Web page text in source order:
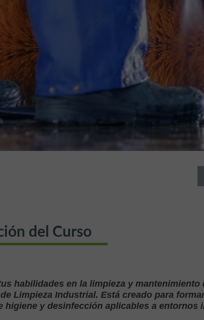
del Curso
habilidades en la limpieza y
Limpieza Industrial. Está creado para
higiene y desinfección aplicables a entornos